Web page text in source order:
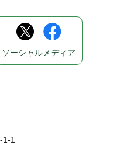
1-1
ソーシャルメディア